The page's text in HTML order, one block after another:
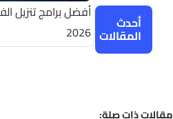
أحدث
المقالات
أفضل برامج تنزيل
2026
ذات صلة: